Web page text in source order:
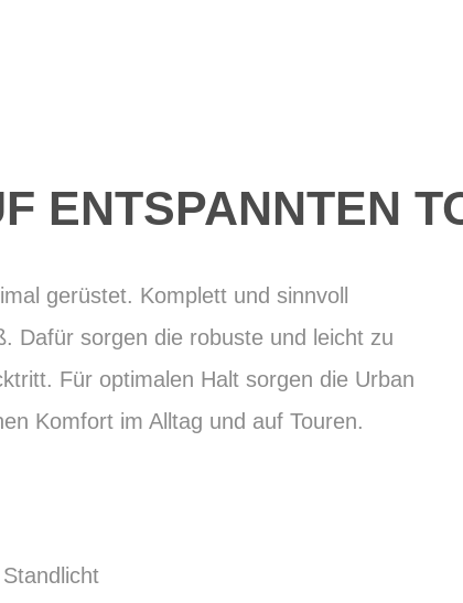
ENTSPANNTEN
gerüstet. Komplett und sinnvoll
Dafür sorgen die robuste und leicht zu
Für optimalen Halt sorgen die Urban
Komfort im Alltag und auf Touren.